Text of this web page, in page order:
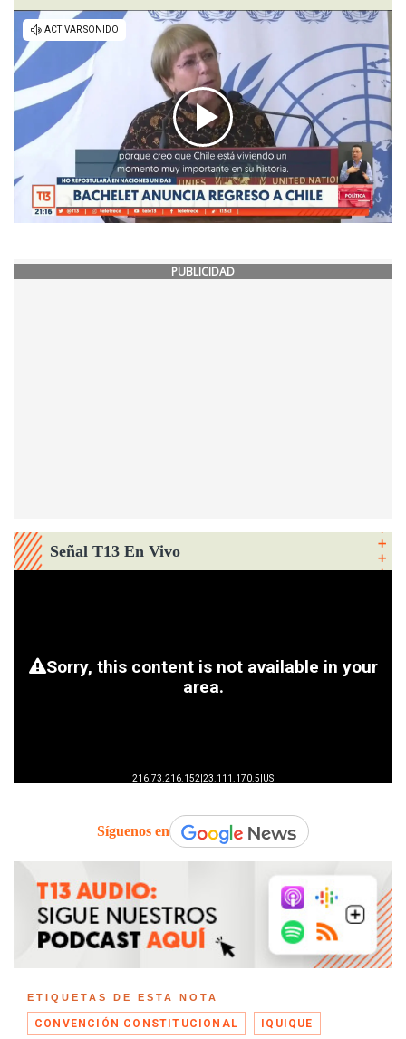
PUBLICIDAD
Señal T13 En Vivo
Síguenos en
ETIQUETAS DE ESTA NOTA
CONVENCIÓN CONSTITUCIONAL IQUIQUE